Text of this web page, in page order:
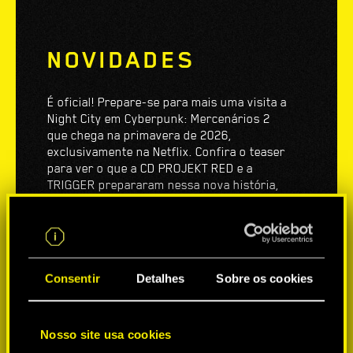
Consentir Detalhes Sobre os cookies
Nosso site usa cookies
NOVIDADES
É oficial! Prepare-se para mais uma visita a
Night City em Cyberpunk: Mercenários 2
que chega na primavera de 2026,
exclusivamente na Netflix. Confira o teaser
para ver o que a CD PROJEKT RED e a
TRIGGER prepararam nessa nova história,